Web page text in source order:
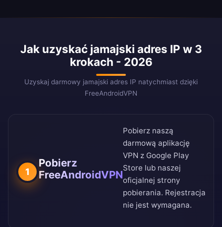
Jak uzyskać jamajski adres IP w 3
krokach - 2026
Uzyskaj darmowy jamajski adres IP natychmiast dzięki
FreeAndroidVPN
1
Pobierz
FreeAndroidVPN
Pobierz naszą
darmową aplikację
VPN z Google Play
Store lub naszej
oficjalnej strony
pobierania. Rejestracja
nie jest wymagana.